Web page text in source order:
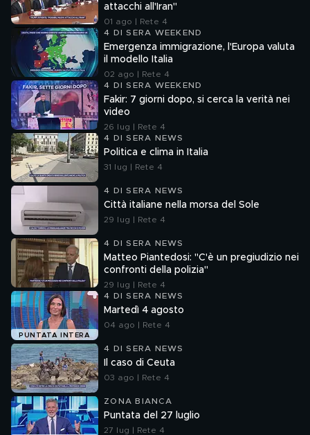
attacchi all'Iran"
01 ago | Rete 4
4 DI SERA WEEKEND
Emergenza immigrazione, l'Europa valuta
il modello Italia
02 ago | Rete 4
4 DI SERA WEEKEND
Fakir: 7 giorni dopo, si cerca la verità nei
video
26 lug | Rete 4
4 DI SERA NEWS
Politica e clima in Italia
31 lug | Rete 4
4 DI SERA NEWS
Città italiane nella morsa del Sole
29 lug | Rete 4
4 DI SERA NEWS
Matteo Piantedosi: "C'è un pregiudizio nei
confronti della polizia"
29 lug | Rete 4
PUNTATA INTERA
4 DI SERA NEWS
Martedì 4 agosto
04 ago | Rete 4
4 DI SERA NEWS
Il caso di Ceuta
03 ago | Rete 4
ZONA BIANCA
Puntata del 27 luglio
27 lug | Rete 4